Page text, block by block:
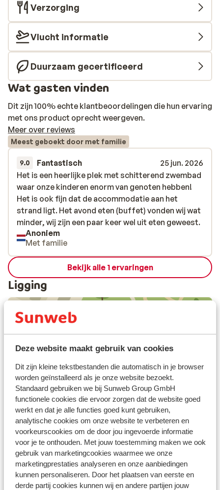
Deze website maakt gebruik van cookies
Dit zijn kleine tekstbestanden die automatisch in je browser
worden geïnstalleerd als je onze website bezoekt.
Standaard gebruiken we bij Sunweb Group GmbH
functionele cookies die ervoor zorgen dat de website goed
werkt en dat je alle functies goed kunt gebruiken,
analytische cookies om onze website te verbeteren en
voorkeurscookies om de door jou ingevoerde informatie
voor je te onthouden. Met jouw toestemming maken we ook
gebruik van marketingcookies waarmee we onze
marketingprestaties analyseren en onze aanbiedingen
kunnen personaliseren. Door het plaatsen van eerste en
derde partij cookies kunnen wij en andere partijen jouw
Verzorging
Vlucht informatie
Duurzaam gecertificeerd
Wat gasten vinden
Dit zijn 100% echte klantbeoordelingen die hun ervaring
met ons product oprecht weergeven.
Meer over reviews
Meest geboekt door met familie
9.0 Fantastisch
25 jun. 2026
Het is een heerlijke plek met schitterend zwembad
waar onze kinderen enorm van genoten hebben!
Het is ook fijn dat de accommodatie aan het
strand ligt. Het avond eten (buffet) vonden wij wat
minder, wij zijn een paar keer wel uit eten geweest.
Het is een heerlijke plek met schitterend zwembad
waar onze kinderen enorm van genoten hebben!
Het is ook fijn dat de accommodatie aan het
strand ligt. Het avond eten (buffet) vonden wij wat
minder, wij zijn een paar keer wel uit eten geweest.
Anoniem
Met familie
Bekijk alle 1 ervaringen
Ligging
In de buurt
Aan het strand (zandstrand, ligstoelen (tegen
betaling) , parasol (tegen betaling) )
Centrum: 50 m
Luchthaven: 55 km
Bushalte: 100 m
Afstand tot pinautomaat (binnen de
accommodatie)